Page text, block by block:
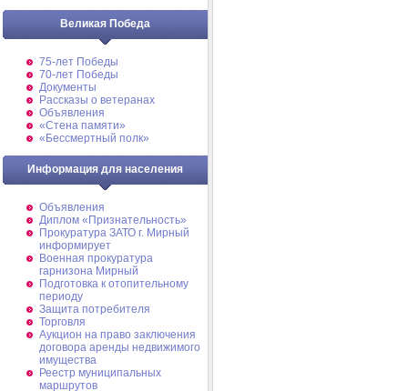
Великая Победа
75-лет Победы
70-лет Победы
Документы
Рассказы о ветеранах
Объявления
«Стена памяти»
«Бессмертный полк»
Информация для населения
Объявления
Диплом «Признательность»
Прокуратура ЗАТО г. Мирный
информирует
Военная прокуратура
гарнизона Мирный
Подготовка к отопительному
периоду
Защита потребителя
Торговля
Аукцион на право заключения
договора аренды недвижимого
имущества
Реестр муниципальных
маршрутов